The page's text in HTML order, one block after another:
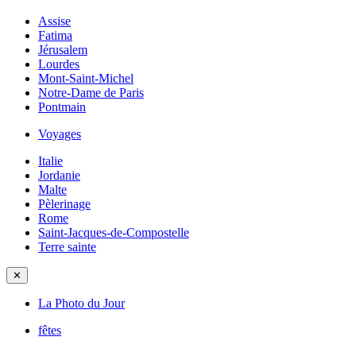
Assise
Fatima
Jérusalem
Lourdes
Mont-Saint-Michel
Notre-Dame de Paris
Pontmain
Voyages
Italie
Jordanie
Malte
Pèlerinage
Rome
Saint-Jacques-de-Compostelle
Terre sainte
✕
La Photo du Jour
fêtes